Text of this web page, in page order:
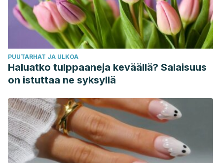
PUUTARHAT JA ULKOA
Haluatko tulppaaneja keväällä? Salaisuus
on istuttaa ne syksyllä